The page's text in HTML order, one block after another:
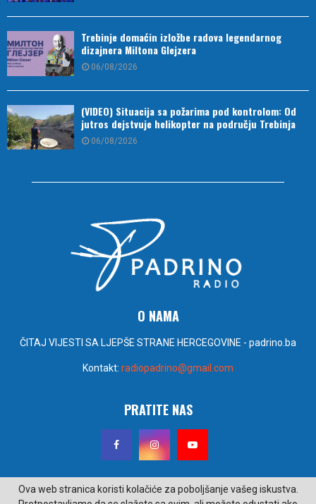
Trebinje domaćin izložbe radova legendarnog
dizajnera Miltona Glejzera
06/08/2026
(VIDEO) Situacija sa požarima pod kontrolom: Od
jutros dejstvuje helikopter na području Trebinja
06/08/2026
O NAMA
ČITAJ VIJESTI SA LJEPŠE STRANE HERCEGOVINE - padrino.ba
Kontakt: radiopadrino@gmail.com
PRATITE NAS
Ova web stranica koristi kolačiće za poboljšanje vašeg iskustva.